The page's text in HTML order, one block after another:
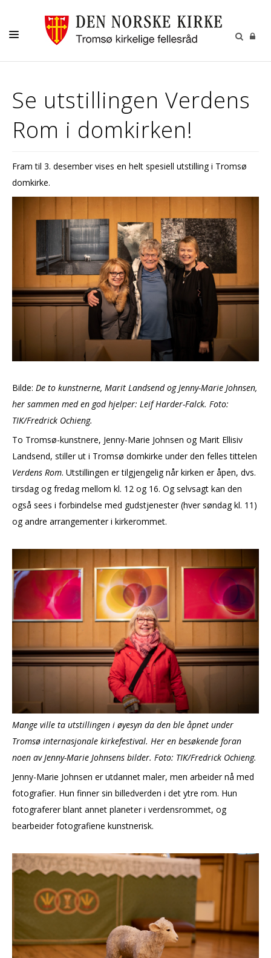
AKTIVITETER OG KONSERTER
DÅP
VIGSEL
Se utstillingen Verdens
Rom i domkirken!
Fram til 3. desember vises en helt spesiell utstilling i Tromsø
domkirke.
Bilde: De to kunstnerne, Marit Landsend og Jenny-Marie Johnsen,
her sammen med en god hjelper: Leif Harder-Falck. Foto:
TIK/Fredrick Ochieng.
To Tromsø-kunstnere, Jenny-Marie Johnsen og Marit Ellisiv
Landsend, stiller ut i Tromsø domkirke under den felles tittelen
Verdens Rom. Utstillingen er tilgjengelig når kirken er åpen, dvs.
tirsdag og fredag mellom kl. 12 og 16. Og selvsagt kan den
også sees i forbindelse med gudstjenester (hver søndag kl. 11)
og andre arrangementer i kirkerommet.
Mange ville ta utstillingen i øyesyn da den ble åpnet under
Tromsø internasjonale kirkefestival. Her en besøkende foran
noen av Jenny-Marie Johnsens bilder. Foto: TIK/Fredrick Ochieng.
Jenny-Marie Johnsen er utdannet maler, men arbeider nå med
fotografier. Hun finner sin billedverden i det ytre rom. Hun
fotograferer blant annet planeter i verdensrommet, og
bearbeider fotografiene kunstnerisk.